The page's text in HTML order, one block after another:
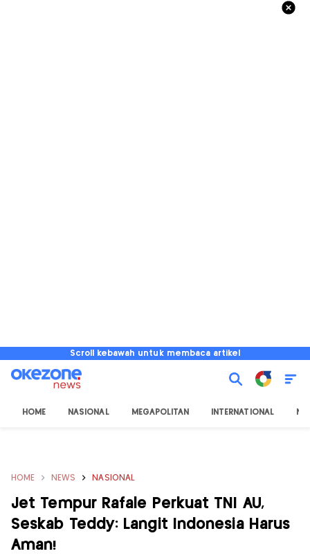
Scroll kebawah untuk membaca artikel
HOME NASIONAL MEGAPOLITAN INTERNATIONAL
HOME NEWS NASIONAL
Jet Tempur Rafale Perkuat TNI AU,
Seskab Teddy: Langit Indonesia Harus
Aman!